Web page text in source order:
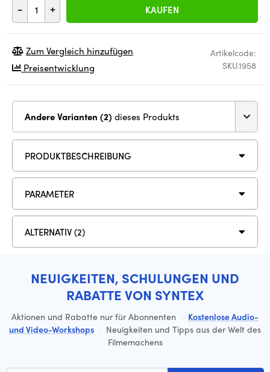
- + KAUFEN
Artikelcode:
SKU.1958
Zum Vergleich hinzufügen
Preisentwicklung
Andere Varianten (2) dieses Produkts
PRODUKTBESCHREIBUNG
PARAMETER
ALTERNATIV (2)
NEUIGKEITEN, SCHULUNGEN UND
RABATTE VON SYNTEX
Aktionen und Rabatte nur für Abonnenten · Kostenlose Audio-
und Video-Workshops · Neuigkeiten und Tipps aus der Welt des
Filmemachens